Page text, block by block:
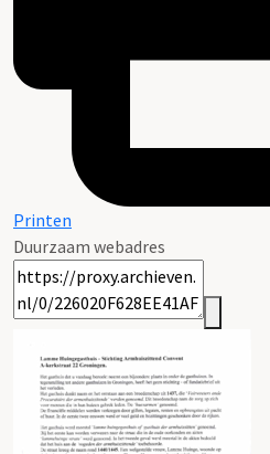
Printen
Duurzaam webadres